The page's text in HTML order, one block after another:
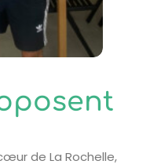
de La Rochelle,